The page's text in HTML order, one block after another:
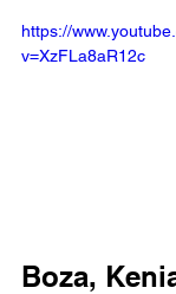
https://
v=XzFLa8aR12c
Boza,